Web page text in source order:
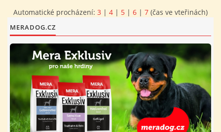
AVZO TSČ ČR CHRUDIM P.S.
VÝBOR KK
Automatické procházení: 3 | 4 | 5 | 6 | 7 (čas ve vteřinách)
MERADOG.CZ